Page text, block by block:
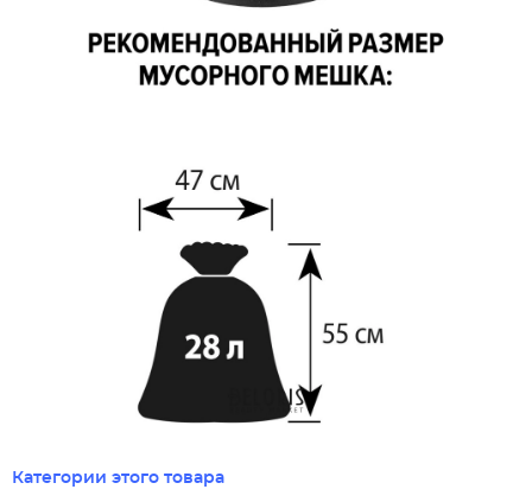
Категории этого товара